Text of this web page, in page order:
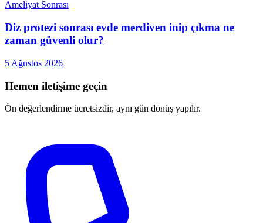
Ameliyat Sonrası
Diz protezi sonrası evde merdiven inip çıkma ne
zaman güvenli olur?
5 Ağustos 2026
Hemen iletişime geçin
Ön değerlendirme ücretsizdir, aynı gün dönüş yapılır.